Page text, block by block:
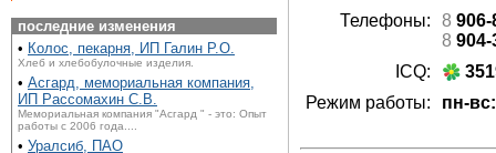
последние изменения
• Колос, пекарня, ИП Галин Р.О.
Хлеб и хлебобулочные изделия.
• Асгард, мемориальная компания,
ИП Рассомахин С.В.
Мемориальная компания "Асгард " - это: Опыт
работы с 2006 года....
• Уралсиб, ПАО
Телефоны:
8 906-
8 904-
ICQ:
Режим работы:
пн-